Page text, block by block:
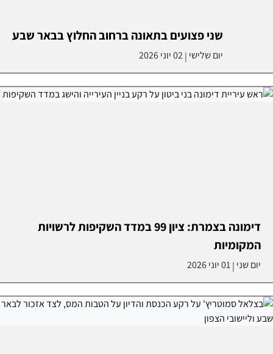
שני פצועים בתאונה ברחוב החלוץ בבאר שבע
יום שלישי |02 יוני 2026
דימונה בצמרת: ציון 99 במדד השקיפות לרשויות
המקומיות
יום שני |01 יוני 2026